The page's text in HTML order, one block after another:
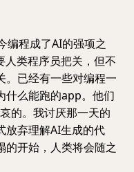
编程成了AI的强项之
人类程序员把关，但不
。已经有一些对编程一
什么能跑的app。他们
的。我讨厌那一天的
放弃理解AI生成的代
的开始，人类将会随之